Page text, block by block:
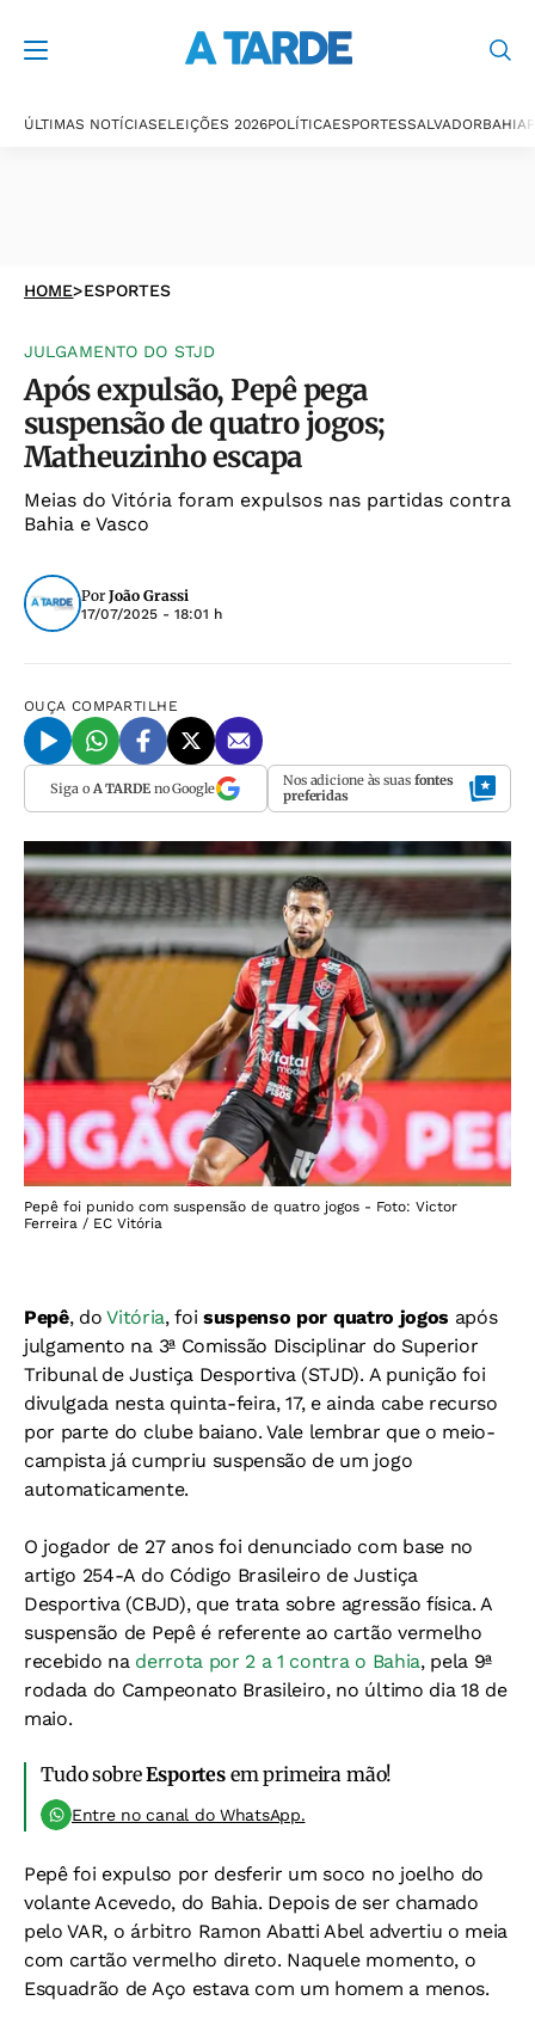
ÚLTIMAS NOTÍCIASELEIÇÕES 2026POLÍTICAESPORTESSALVADORBAHIA
HOME>ESPORTES
JULGAMENTO DO STJD
Após expulsão, Pepê pega
suspensão de quatro jogos;
Matheuzinho escapa
Meias do Vitória foram expulsos nas partidas contra
Bahia e Vasco
Por João Grassi
17/07/2025 - 18:01 h
OUÇA COMPARTILHE
Siga o A TARDEno Google Nos adicione às suas fontes
preferidas
Pepê foi punido com suspensão de quatro jogos - Foto: Victor
Ferreira / EC Vitória
Pepê, doVitória, foi suspenso por quatro jogos após
julgamento na 3ª Comissão Disciplinar do Superior
Tribunal de Justiça Desportiva (STJD). A punição foi
divulgada nesta quinta-feira, 17, e ainda cabe recurso
por parte do clube baiano. Vale lembrar que o meio-
campista já cumpriu suspensão de um jogo
automaticamente.
O jogador de 27 anos foi denunciado com base no
artigo 254-A do Código Brasileiro de Justiça
Desportiva (CBJD), que trata sobre agressão física. A
suspensão de Pepê é referente ao cartão vermelho
recebido na derrota por 2 a 1 contra o Bahia, pela 9ª
rodada do Campeonato Brasileiro, no último dia 18 de
maio.
Tudo sobreEsportesem primeira mão!
Entre no canal do WhatsApp.
Pepê foi expulso por desferir um soco no joelho do
volante Acevedo, do Bahia. Depois de ser chamado
pelo VAR, o árbitro Ramon Abatti Abel advertiu o meia
com cartão vermelho direto. Naquele momento, o
Esquadrão de Aço estava com um homem a menos.